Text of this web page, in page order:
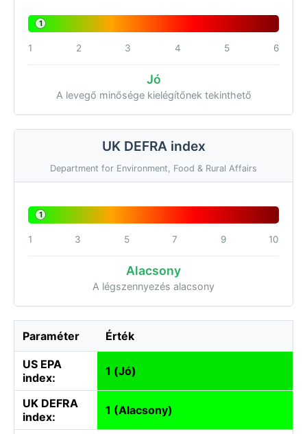
1
1 2 3 4 5 6
Jó
A levegő minősége kielégítőnek tekinthető
UK DEFRA index
Department for Environment, Food & Rural Affairs
1
1 3 5 7 9 10
Alacsony
A légszennyezés alacsony
Paraméter Érték
US EPA
index:
1 (Jó)
UK DEFRA
index:
1 (Alacsony)